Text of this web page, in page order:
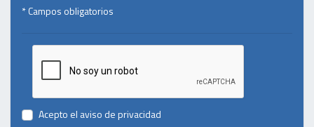
* Campos obligatorios
Acepto el aviso de privacidad